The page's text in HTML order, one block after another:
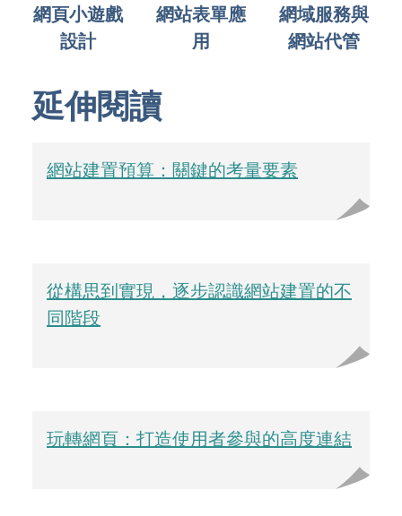
網頁小遊戲
設計
網站表單應
用
網域服務與
網站代管
延伸閱讀
網站建置預算：關鍵的考量要素
從構思到實現，逐步認識網站建置的不
同階段
玩轉網頁：打造使用者參與的高度連結